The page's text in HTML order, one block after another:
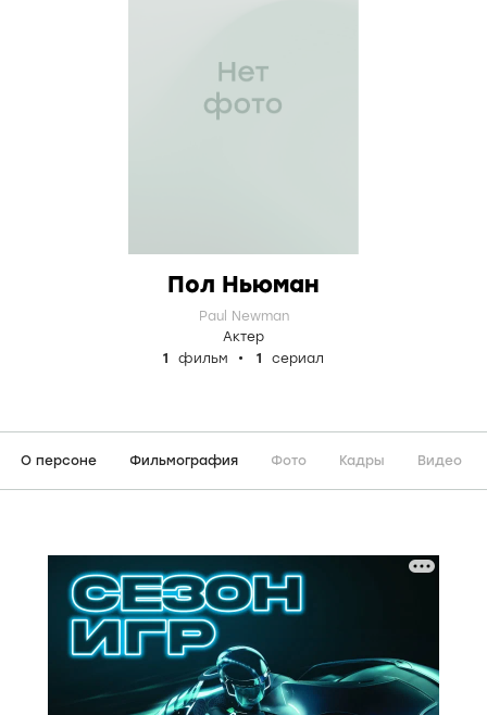
Пол Ньюман
Paul Newman
Актер
1
фильм 1 сериал
О персоне Фильмография Фото Кадры Видео